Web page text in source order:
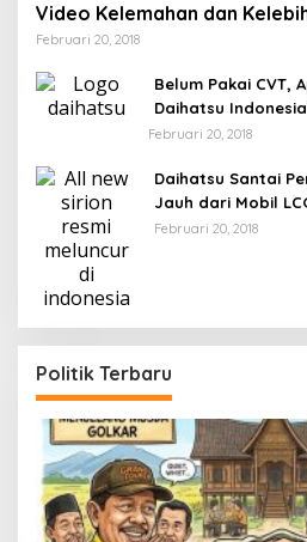
Video Kelemahan dan
Februari 20, 2018
Belum Pakai CVT,
Daihatsu
Februari 20, 2018
Daihatsu Santai
Jauh dari Mobil
Februari 20, 2018
Politik Terbaru